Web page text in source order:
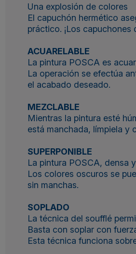
Una explosión de colores
El capuchón hermético
práctico. ¡Los
ACUARELABLE
La pintura POSCA es
La operación se efectúa
el acabado deseado.
MEZCLABLE
Mientras la pintura esté
está manchada, límpiela y
SUPERPONIBLE
La pintura POSCA, densa
Los colores oscuros se
sin manchas.
SOPLADO
La técnica del soufflé
Basta con soplar con
Esta técnica funciona